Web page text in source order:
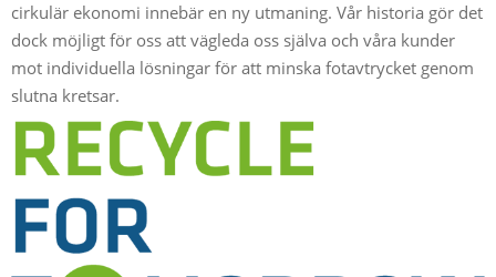
cirkulär ekonomi innebär en ny utmaning. Vår historia gör det
dock möjligt för oss att vägleda oss själva och våra kunder
mot individuella lösningar för att minska fotavtrycket genom
slutna kretsar.